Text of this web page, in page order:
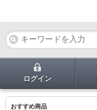
ログイン
おすすめ商品